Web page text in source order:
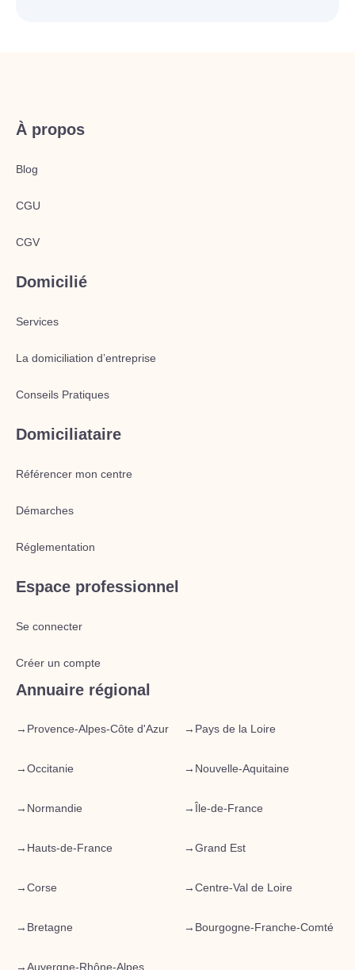
À propos
Blog
CGU
CGV
Domicilié
Services
La domiciliation d’entreprise
Conseils Pratiques
Domiciliataire
Référencer mon centre
Démarches
Réglementation
Espace professionnel
Se connecter
Créer un compte
Annuaire régional
→ Provence-Alpes-Côte d'Azur → Pays de la Loire
→Occitanie → Nouvelle-Aquitaine
→ Normandie → Île-de-France
→ Hauts-de-France →Grand Est
→Corse →Centre-Val de Loire
→ Bretagne → Bourgogne-Franche-Comté
→Auvergne-Rhône-Alpes